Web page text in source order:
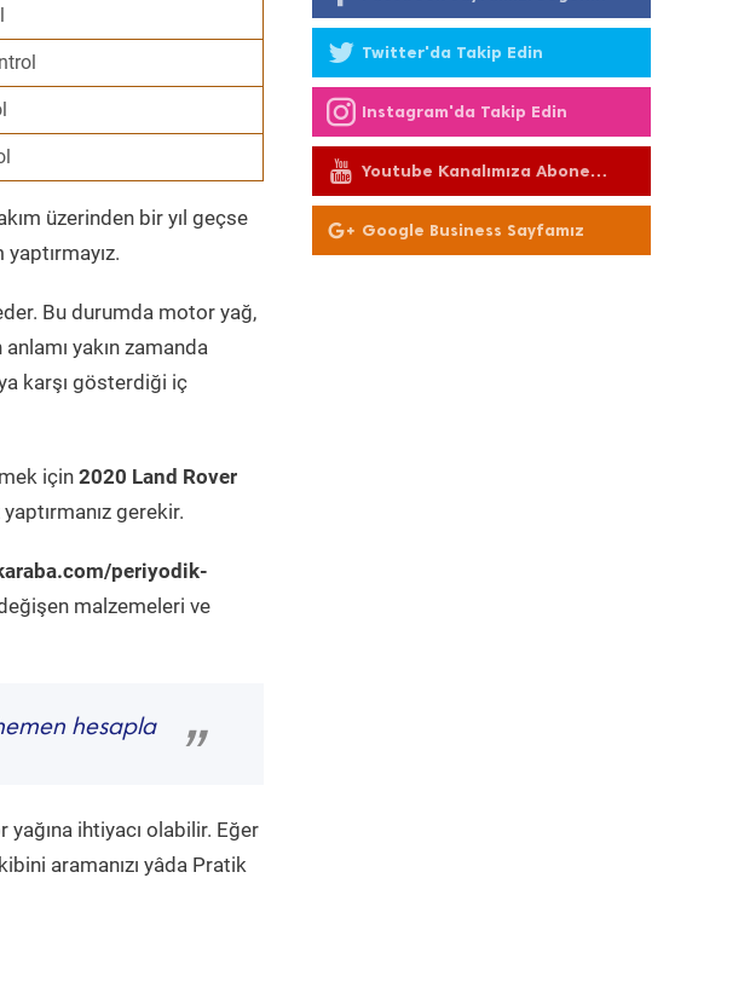
üzerinden bir yıl geçse
Bu durumda motor yağ,
yakın zamanda
karşı gösterdiği iç
için 2020 Land Rover
gerekir.
periyodik-
malzemeleri ve
hesapla
”
yağına ihtiyacı olabilir. Eğer
aramanızı yâda Pratik
Twitter'da Takip Edin
Instagram'da Takip Edin
Youtube Kanalımıza Abone
Olun
Google Business Sayfamız